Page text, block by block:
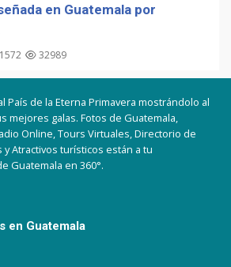
en Guatemala por
1572 32989
País de la Eterna Primavera mostrándolo al
mejores galas. Fotos de Guatemala,
Online, Tours Virtuales, Directorio de
Atractivos turísticos están a tu
Guatemala en 360°.
en Guatemala